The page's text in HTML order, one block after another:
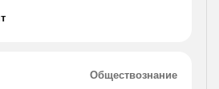
the nearest equivalents
or less solid fill above a
Обществознание